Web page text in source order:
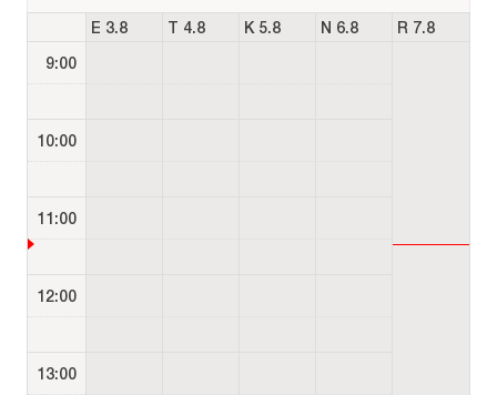
E 3.8 T 4.8 K 5.8 N 6.8
R 7.8
9:00
10:00
11:00
12:00
13:00